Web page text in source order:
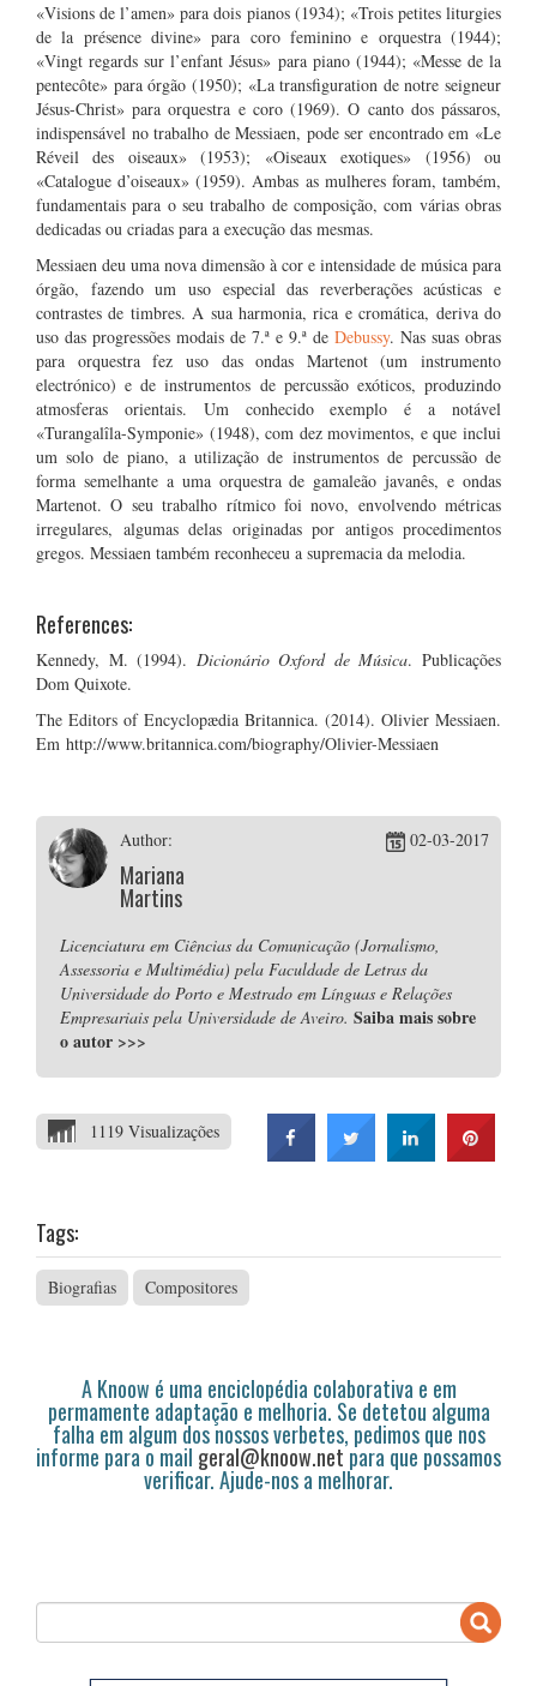
«Visions de l’amen» para dois pianos (1934); «Trois petites liturgies
de la présence divine» para coro feminino e orquestra (1944);
«Vingt regards sur l’enfant Jésus» para piano (1944); «Messe de la
pentecôte» para órgão (1950); «La transfiguration de notre seigneur
Jésus-Christ» para orquestra e coro (1969). O canto dos pássaros,
indispensável no trabalho de Messiaen, pode ser encontrado em «Le
Réveil des oiseaux» (1953); «Oiseaux exotiques» (1956) ou
«Catalogue d’oiseaux» (1959). Ambas as mulheres foram, também,
fundamentais para o seu trabalho de composição, com várias obras
dedicadas ou criadas para a execução das mesmas.
Messiaen deu uma nova dimensão à cor e intensidade de música para
órgão, fazendo um uso especial das reverberações acústicas e
contrastes de timbres. A sua harmonia, rica e cromática, deriva do
uso das progressões modais de 7.ª e 9.ª de Debussy. Nas suas obras
para orquestra fez uso das ondas Martenot (um instrumento
electrónico) e de instrumentos de percussão exóticos, produzindo
atmosferas orientais. Um conhecido exemplo é a notável
«Turangalîla-Symponie» (1948), com dez movimentos, e que inclui
um solo de piano, a utilização de instrumentos de percussão de
forma semelhante a uma orquestra de gamaleão javanês, e ondas
Martenot. O seu trabalho rítmico foi novo, envolvendo métricas
irregulares, algumas delas originadas por antigos procedimentos
gregos. Messiaen também reconheceu a supremacia da melodia.
References:
Kennedy, M. (1994). Dicionário Oxford de Música. Publicações
Dom Quixote.
The Editors of Encyclopædia Britannica. (2014). Olivier Messiaen.
Em http://www.britannica.com/biography/Olivier-Messiaen
Author:
Mariana
Martins
02-03-2017
Licenciatura em Ciências da Comunicação (Jornalismo,
Assessoria e Multimédia) pela Faculdade de Letras da
Universidade do Porto e Mestrado em Línguas e Relações
Empresariais pela Universidade de Aveiro. Saiba mais sobre
o autor >>>
1119 Visualizações
Tags:
Biografias Compositores
A Knoow é uma enciclopédia colaborativa e em
permamente adaptação e melhoria. Se detetou alguma
falha em algum dos nossos verbetes, pedimos que nos
informe para o mail geral@knoow.netpara que possamos
verificar. Ajude-nos a melhorar.